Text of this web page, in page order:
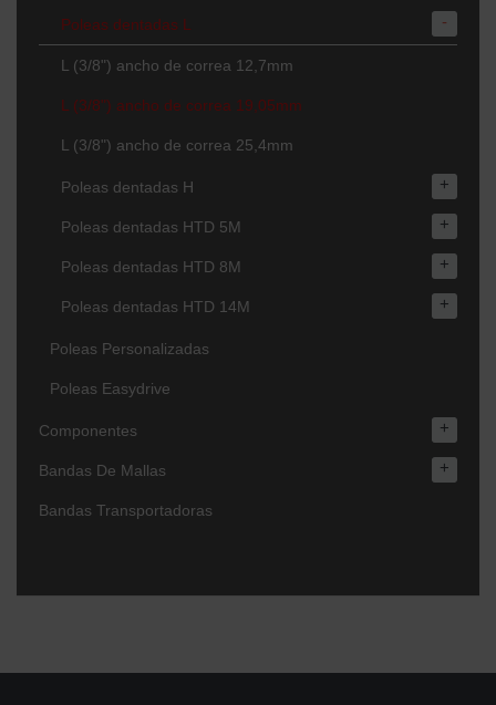
Poleas dentadas L -
L (3/8") ancho de correa 12,7mm
L (3/8") ancho de correa 19,05mm
L (3/8") ancho de correa 25,4mm
Poleas dentadas H +
Poleas dentadas HTD 5M +
Poleas dentadas HTD 8M +
Poleas dentadas HTD 14M +
Poleas Personalizadas
Poleas Easydrive
Componentes +
Bandas De Mallas +
Bandas Transportadoras